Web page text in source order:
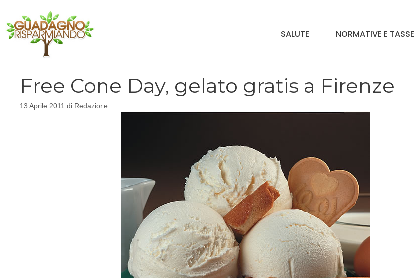
contenuto
SALUTE NORMATIVE E TASSE
Free Cone Day, gelato gratis a Firenze
13 Aprile 2011 di Redazione